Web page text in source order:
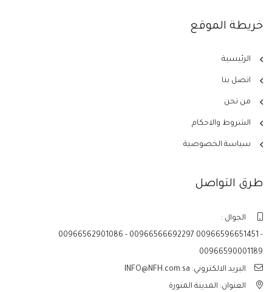
خريطة الموقع
الرئيسية
اتصل بنا
من نحن
الشروط والاحكام
سياسة الخصوصية
طرق التواصل
الجوال :
00966562901086 - 00966566692297 00966596651451 -
00966590001189
البريد الالكتروني: INFO@NFH.com.sa
العنوان: المدينة المنورة